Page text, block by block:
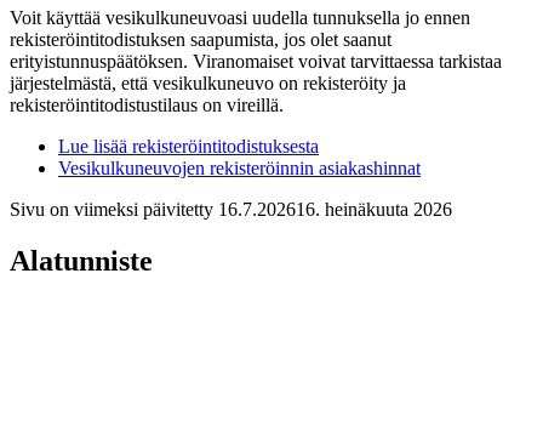
Voit käyttää vesikulkuneuvoasi uudella tunnuksella jo ennen
rekisteröintitodistuksen saapumista, jos olet saanut
erityistunnuspäätöksen. Viranomaiset voivat tarvittaessa tarkistaa
järjestelmästä, että vesikulkuneuvo on rekisteröity ja
rekisteröintitodistustilaus on vireillä.
Lue lisää rekisteröintitodistuksesta
Vesikulkuneuvojen rekisteröinnin asiakashinnat
Sivu on viimeksi päivitetty 16.7.202616. heinäkuuta 2026
Alatunniste